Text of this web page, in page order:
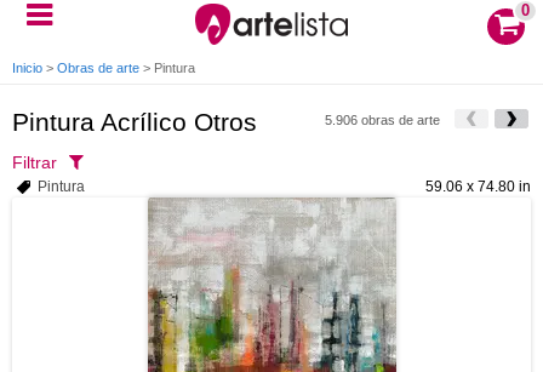
0
Inicio > Obras de arte > Pintura
Pintura Acrílico Otros 5.906 obras de arte
Filtrar
59.06 x 74.80 in
Pintura